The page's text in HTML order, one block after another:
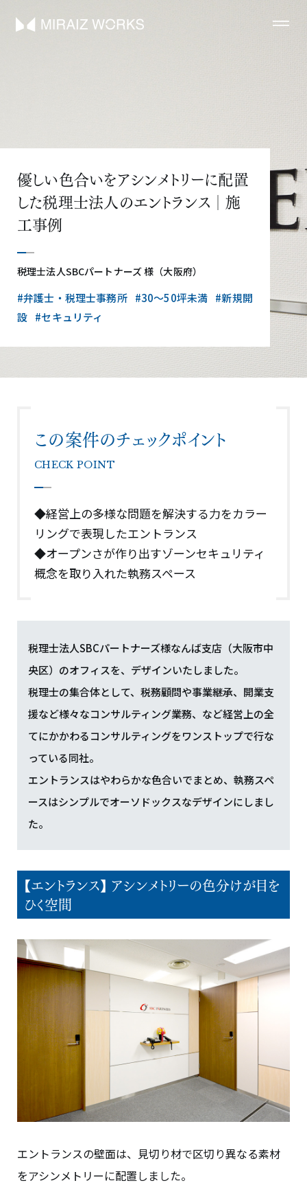
優しい色合いをアシンメトリーに配置
した税理士法人のエントランス│施
工事例
税理士法人SBCパートナーズ 様（大阪府）
#弁護士・税理士事務所 #30〜50坪未満 #新規開
設 #セキュリティ
この案件のチェックポイント
CHECK POINT
◆経営上の多様な問題を解決する力をカラー
リングで表現したエントランス
◆オープンさが作り出すゾーンセキュリティ
概念を取り入れた執務スペース
税理士法人SBCパートナーズ様なんば支店（大阪市中
央区）のオフィスを、デザインいたしました。
税理士の集合体として、税務顧問や事業継承、開業支
援など様々なコンサルティング業務、など経営上の全
てにかかわるコンサルティングをワンストップで行な
っている同社。
エントランスはやわらかな色合いでまとめ、執務スペ
ースはシンプルでオーソドックスなデザインにしまし
た。
【エントランス】 アシンメトリーの色分けが目を
ひく空間
エントランスの壁面は、見切り材で区切り異なる素材
をアシンメトリーに配置しました。